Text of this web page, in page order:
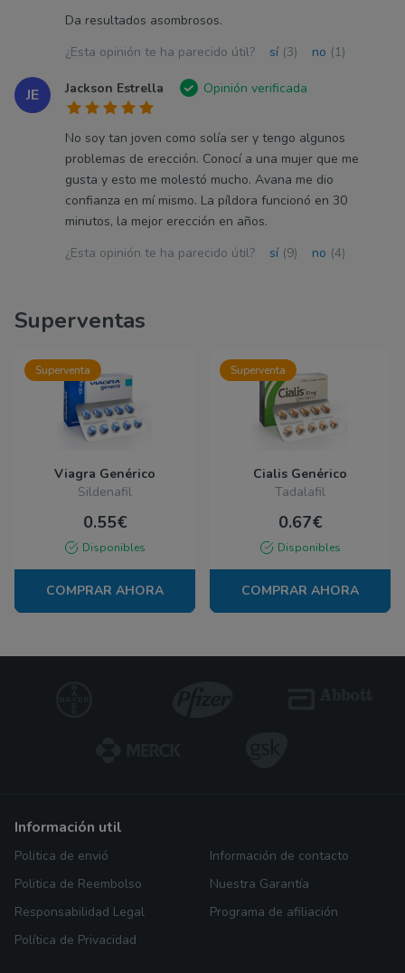
Da resultados asombrosos.
¿Esta opinión te ha parecido útil?
sí (3) no (1)
JE Jackson Estrella Opinión verificada
No soy tan joven como solía ser y tengo algunos
problemas de erección. Conocí a una mujer que me
gusta y esto me molestó mucho. Avana me dio
confianza en mí mismo. La píldora funcionó en 30
minutos, la mejor erección en años.
¿Esta opinión te ha parecido útil?
sí (9) no (4)
Superventas
Superventa
Viagra Genérico
Sildenafil
0.55€
Disponibles
COMPRAR AHORA
Superventa
Cialis Genérico
Tadalafil
0.67€
Disponibles
COMPRAR AHORA
información util
Politica de envió
Politica de Reembolso
Responsabilidad Legal
Política de Privacidad
Información de contacto
Nuestra Garantía
Programa de afiliación